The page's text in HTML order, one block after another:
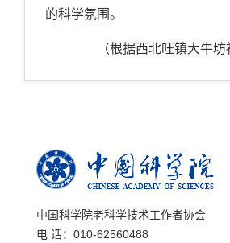
的科学氛围。
（根据西北旺镇大牛坊
中国科学院老科学技术工作者协会
电 话：010-62560488